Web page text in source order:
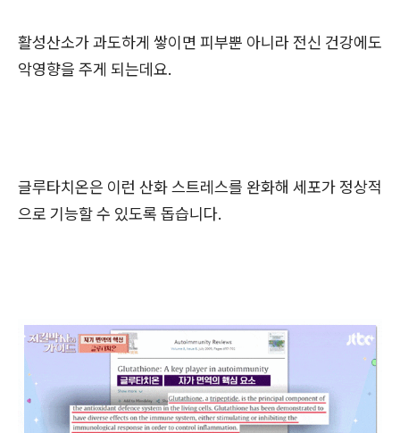
활성산소가 과도하게 쌓이면 피부뿐 아니라 전신 건강에도
악영향을 주게 되는데요.
글루타치온은 이런 산화 스트레스를 완화해 세포가 정상적
으로 기능할 수 있도록 돕습니다.